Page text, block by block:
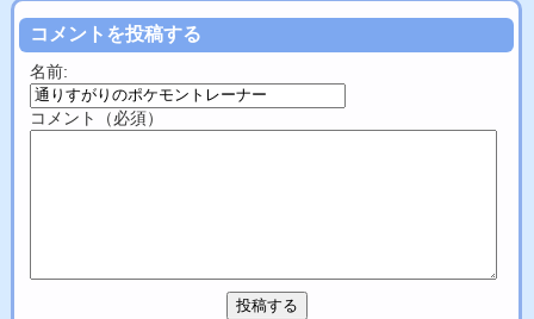
コメントを投稿する
名前:
コメント（必須）